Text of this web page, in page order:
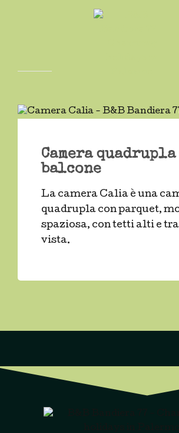
Camera quadrupla
balcone
La camera Calia è una
quadrupla con parquet,
spaziosa, con tetti alti e
vista.